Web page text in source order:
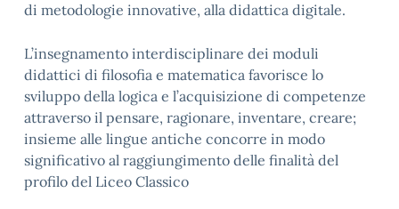
di metodologie innovative, alla didattica digitale.
L’insegnamento interdisciplinare dei moduli
didattici di filosofia e matematica favorisce lo
sviluppo della logica e l’acquisizione di competenze
attraverso il pensare, ragionare, inventare, creare;
insieme alle lingue antiche concorre in modo
significativo al raggiungimento delle finalità del
profilo del Liceo Classico